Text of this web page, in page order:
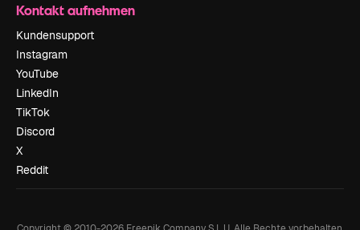
Kontakt aufnehmen
Kundensupport
Instagram
YouTube
LinkedIn
TikTok
Discord
X
Reddit